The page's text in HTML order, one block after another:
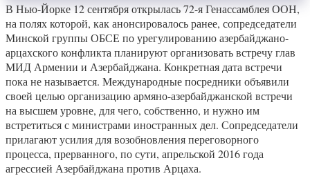
В Нью-Йорке 12 сентября открылась 72-я Генассамблея ООН,
на полях которой, как анонсировалось ранее, сопредседатели
Минской группы ОБСЕ по урегулированию азербайджано-
арцахского конфликта планируют организовать встречу глав
МИД Армении и Азербайджана. Конкретная дата встречи
пока не называется. Международные посредники объявили
своей целью организацию армяно-азербайджанской встречи
на высшем уровне, для чего, собственно, и нужно им
встретиться с министрами иностранных дел. Сопредседатели
прилагают усилия для возобновления переговорного
процесса, прерванного, по сути, апрельской 2016 года
агрессией Азербайджана против Арцаха.